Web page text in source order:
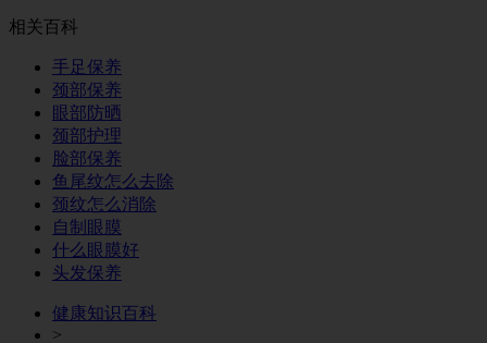
相关百科
手足保养
颈部保养
眼部防晒
颈部护理
脸部保养
鱼尾纹怎么去除
颈纹怎么消除
自制眼膜
什么眼膜好
头发保养
健康知识百科
>